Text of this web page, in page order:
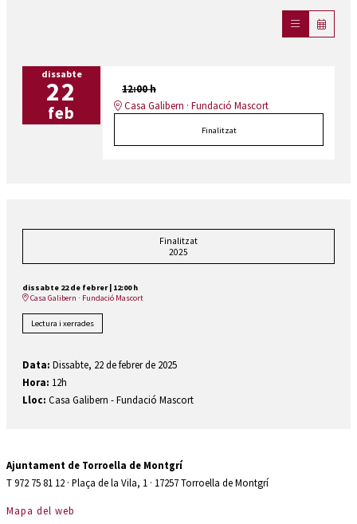
dissabte
22
feb
12:00 h
Casa Galibern · Fundació Mascort
Finalitzat
Finalitzat
2025
dissabte 22 de febrer| 12:00 h
Casa Galibern · Fundació Mascort
Lectura i xerrades
Data: Dissabte, 22 de febrer de 2025
Hora: 12h
Lloc: Casa Galibern - Fundació Mascort
Ajuntament de Torroella de Montgrí
T 972 75 81 12 · Plaça de la Vila, 1 · 17257 Torroella de Montgrí
Mapa del web